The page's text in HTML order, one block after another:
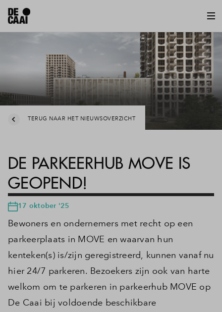
TERUG NAAR HET NIEUWSOVERZICHT
DE PARKEERHUB MOVE IS
GEOPEND!
17 oktober '25
Bewoners en ondernemers met recht op een
parkeerplaats in MOVE en waarvan hun
kenteken(s) is/zijn geregistreerd, kunnen vanaf nu
hier 24/7 parkeren. Bezoekers zijn ook van harte
welkom om te parkeren in parkeerhub MOVE op
De Caai bij voldoende beschikbare